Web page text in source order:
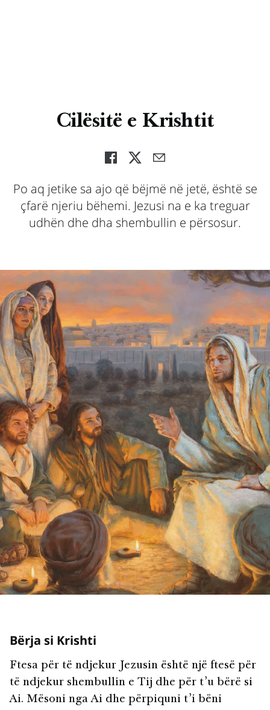
Cilësitë e Krishtit
Po aq jetike sa ajo që bëjmë në jetë, është se
çfarë njeriu bëhemi. Jezusi na e ka treguar
udhën dhe dha shembullin e përsosur.
Bërja si Krishti
Ftesa për të ndjekur Jezusin është një ftesë për
të ndjekur shembullin e Tij dhe për t’u bërë si
Ai. Mësoni nga Ai dhe përpiquni t’i bëni